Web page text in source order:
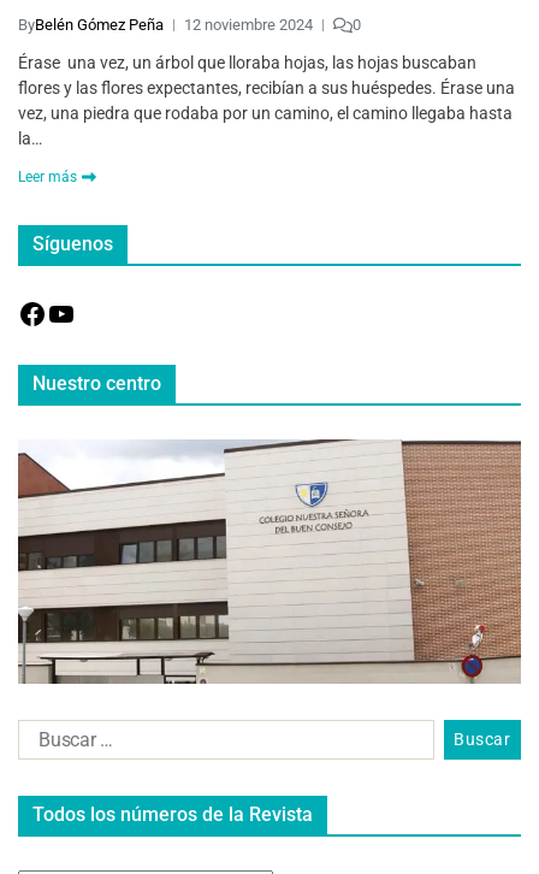
ByBelén Gómez Peña 12 noviembre 2024 0
Érase una vez, un árbol que lloraba hojas, las hojas buscaban
flores y las flores expectantes, recibían a sus huéspedes. Érase una
vez, una piedra que rodaba por un camino, el camino llegaba hasta
la…
Leer más
Síguenos
Nuestro centro
Todos los números de la Revista